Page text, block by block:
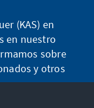
(KAS) en
en nuestro
sobre
y otros